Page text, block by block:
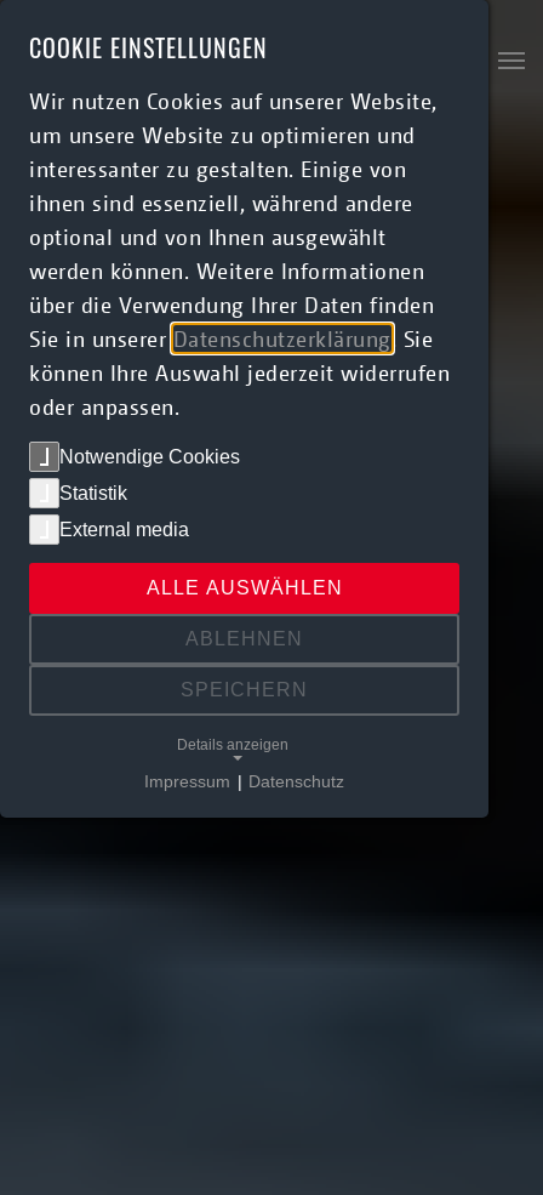
COOKIE EINSTELLUNGEN
Wir nutzen Cookies auf unserer Website,
um unsere Website zu optimieren und
interessanter zu gestalten. Einige von
ihnen sind essenziell, während andere
optional und von Ihnen ausgewählt
werden können. Weitere Informationen
über die Verwendung Ihrer Daten finden
Sie in unserer Datenschutzerklärung . Sie
können Ihre Auswahl jederzeit widerrufen
oder anpassen.
Notwendige Cookies
Statistik
External media
ALLE AUSWÄHLEN
ABLEHNEN
SPEICHERN
Details anzeigen
Impressum | Datenschutz